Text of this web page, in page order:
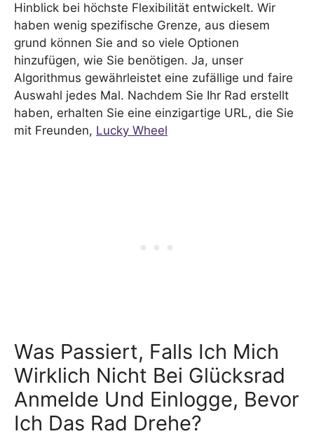
Hinblick bei höchste Flexibilität entwickelt. Wir
haben wenig spezifische Grenze, aus diesem
grund können Sie and so viele Optionen
hinzufügen, wie Sie benötigen. Ja, unser
Algorithmus gewährleistet eine zufällige und faire
Auswahl jedes Mal. Nachdem Sie Ihr Rad erstellt
haben, erhalten Sie eine einzigartige URL, die Sie
mit Freunden, Lucky Wheel
Was Passiert, Falls Ich Mich
Wirklich Nicht Bei Glücksrad
Anmelde Und Einlogge, Bevor
Ich Das Rad Drehe?